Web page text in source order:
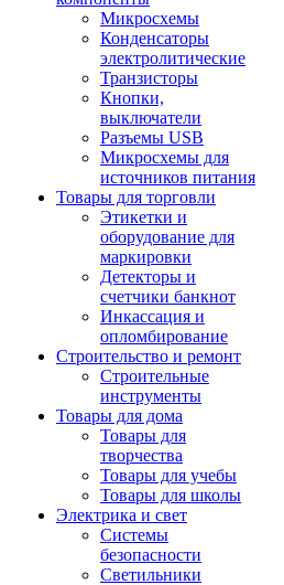
Микросхемы
Конденсаторы
электролитические
Транзисторы
Кнопки,
выключатели
Разъемы USB
Микросхемы для
источников питания
Товары для торговли
Этикетки и
оборудование для
маркировки
Детекторы и
счетчики банкнот
Инкассация и
опломбирование
Строительство и ремонт
Строительные
инструменты
Товары для дома
Товары для
творчества
Товары для учебы
Товары для школы
Электрика и свет
Системы
безопасности
Светильники